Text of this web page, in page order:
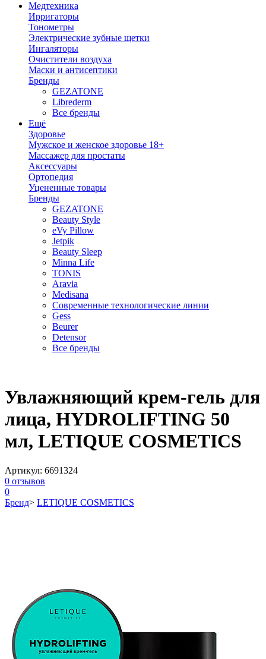
Медтехника
Ирригаторы
Тонометры
Электрические зубные щетки
Ингаляторы
Очистители воздуха
Маски и антисептики
Бренды
GEZATONE
Librederm
Все бренды
Ещё
Здоровье
Мужское и женское здоровье 18+
Массажер для простаты
Аксессуары
Ортопедия
Уцененные товары
Бренды
GEZATONE
Beauty Style
eVy Pillow
Jetpik
Beauty Sleep
Minna Life
TONIS
Aravia
Medisana
Современные технологические линии
Gess
Beurer
Detensor
Все бренды
Увлажняющий крем-гель для
лица, HYDROLIFTING 50
мл, LETIQUE COSMETICS
Артикул: 6691324
0 отзывов
0
Бренд> LETIQUE COSMETICS